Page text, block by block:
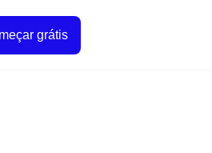
grátis